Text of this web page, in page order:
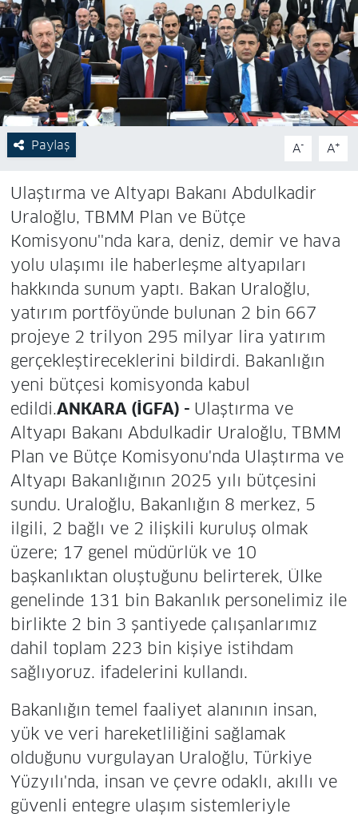
Paylaş A- A+
Ulaştırma ve Altyapı Bakanı Abdulkadir
Uraloğlu, TBMM Plan ve Bütçe
Komisyonu''nda kara, deniz, demir ve hava
yolu ulaşımı ile haberleşme altyapıları
hakkında sunum yaptı. Bakan Uraloğlu,
yatırım portföyünde bulunan 2 bin 667
projeye 2 trilyon 295 milyar lira yatırım
gerçekleştireceklerini bildirdi. Bakanlığın
yeni bütçesi komisyonda kabul
edildi.ANKARA (İGFA) - Ulaştırma ve
Altyapı Bakanı Abdulkadir Uraloğlu, TBMM
Plan ve Bütçe Komisyonu'nda Ulaştırma ve
Altyapı Bakanlığının 2025 yılı bütçesini
sundu. Uraloğlu, Bakanlığın 8 merkez, 5
ilgili, 2 bağlı ve 2 ilişkili kuruluş olmak
üzere; 17 genel müdürlük ve 10
başkanlıktan oluştuğunu belirterek, Ülke
genelinde 131 bin Bakanlık personelimiz ile
birlikte 2 bin 3 şantiyede çalışanlarımız
dahil toplam 223 bin kişiye istihdam
sağlıyoruz. ifadelerini kullandı.
Bakanlığın temel faaliyet alanının insan,
yük ve veri hareketliliğini sağlamak
olduğunu vurgulayan Uraloğlu, Türkiye
Yüzyılı'nda, insan ve çevre odaklı, akıllı ve
güvenli entegre ulaşım sistemleriyle